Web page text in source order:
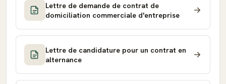
Lettre de demande de contrat de
domiciliation commerciale d'entreprise
Lettre de candidature pour un contrat en
alternance